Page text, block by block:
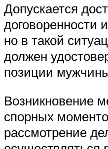
Допускается
договоренности
но в такой
должен
позиции
Возникновение
спорных
рассмотрение